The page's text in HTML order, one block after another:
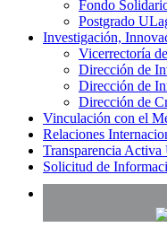
Fondo
Postgrado
Investigación,
Vicerrectoría
Dirección de
Dirección de
Dirección de
Vinculación con el
Relaciones
Transparencia Activa
Solicitud de